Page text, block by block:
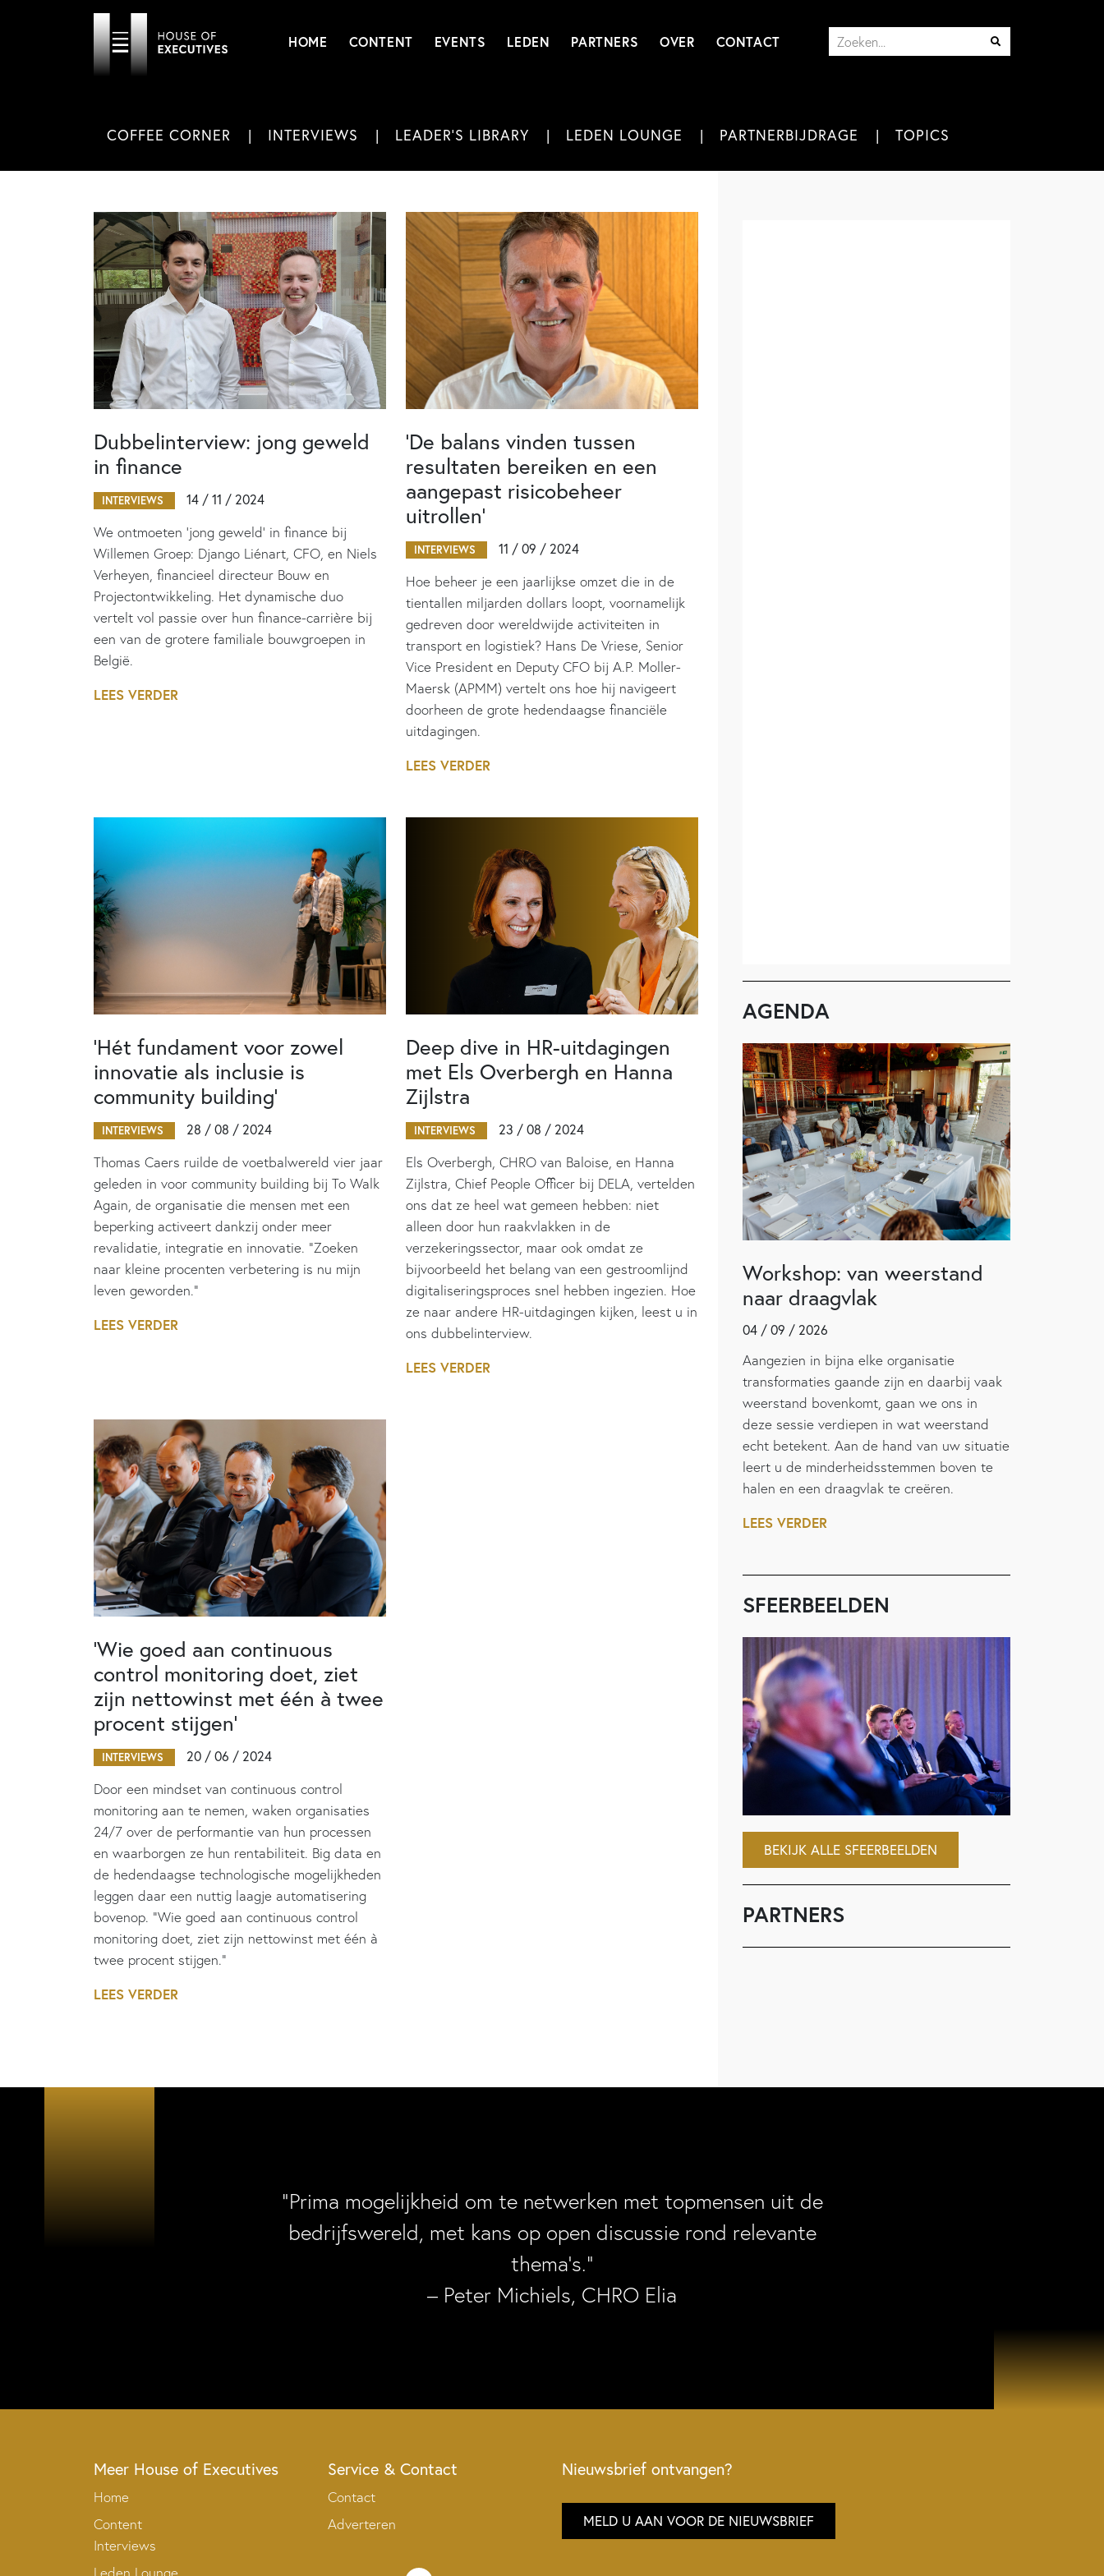
HOME CONTENT EVENTS LEDEN PARTNERS OVER CONTACT
COFFEE CORNER INTERVIEWS LEADER'S LIBRARY LEDEN LOUNGE PARTNERBIJDRAGE TOPICS
Dubbelinterview: jong geweld
in finance
INTERVIEWS 14 / 11 / 2024
We ontmoeten ‘jong geweld’ in finance bij
Willemen Groep: Django Liénart, CFO, en Niels
Verheyen, financieel directeur Bouw en
Projectontwikkeling. Het dynamische duo
vertelt vol passie over hun finance-carrière bij
een van de grotere familiale bouwgroepen in
België.
LEES VERDER
‘De balans vinden tussen
resultaten bereiken en een
aangepast risicobeheer
uitrollen’
INTERVIEWS 11 / 09 / 2024
Hoe beheer je een jaarlijkse omzet die in de
tientallen miljarden dollars loopt, voornamelijk
gedreven door wereldwijde activiteiten in
transport en logistiek? Hans De Vriese, Senior
Vice President en Deputy CFO bij A.P. Moller-
Maersk (APMM) vertelt ons hoe hij navigeert
doorheen de grote hedendaagse financiële
uitdagingen.
LEES VERDER
‘Hét fundament voor zowel
innovatie als inclusie is
community building’
INTERVIEWS 28 / 08 / 2024
Thomas Caers ruilde de voetbalwereld vier jaar
geleden in voor community building bij To Walk
Again, de organisatie die mensen met een
beperking activeert dankzij onder meer
revalidatie, integratie en innovatie. “Zoeken
naar kleine procenten verbetering is nu mijn
leven geworden.”
LEES VERDER
Deep dive in HR-uitdagingen
met Els Overbergh en Hanna
Zijlstra
INTERVIEWS 23 / 08 / 2024
Els Overbergh, CHRO van Baloise, en Hanna
Zijlstra, Chief People Officer bij DELA, vertelden
ons dat ze heel wat gemeen hebben: niet
alleen door hun raakvlakken in de
verzekeringssector, maar ook omdat ze
bijvoorbeeld het belang van een gestroomlijnd
digitaliseringsproces snel hebben ingezien. Hoe
ze naar andere HR-uitdagingen kijken, leest u in
ons dubbelinterview.
LEES VERDER
‘Wie goed aan continuous
control monitoring doet, ziet
zijn nettowinst met één à twee
procent stijgen’
INTERVIEWS 20 / 06 / 2024
Door een mindset van continuous control
monitoring aan te nemen, waken organisaties
24/7 over de performantie van hun processen
en waarborgen ze hun rentabiliteit. Big data en
de hedendaagse technologische mogelijkheden
leggen daar een nuttig laagje automatisering
bovenop. “Wie goed aan continuous control
monitoring doet, ziet zijn nettowinst met één à
twee procent stijgen.”
LEES VERDER
AGENDA
Workshop: van weerstand
naar draagvlak
04 / 09 / 2026
Aangezien in bijna elke organisatie
transformaties gaande zijn en daarbij vaak
weerstand bovenkomt, gaan we ons in
deze sessie verdiepen in wat weerstand
echt betekent. Aan de hand van uw situatie
leert u de minderheidsstemmen boven te
halen en een draagvlak te creëren.
LEES VERDER
SFEERBEELDEN
BEKIJK ALLE SFEERBEELDEN
PARTNERS
“Prima mogelijkheid om te netwerken met topmensen uit de
bedrijfswereld, met kans op open discussie rond relevante
thema’s.”
– Peter Michiels, CHRO Elia
Meer House of Executives
Home
Content
Interviews
Leden Lounge
Service & Contact
Contact
Adverteren
Nieuwsbrief ontvangen?
MELD U AAN VOOR DE NIEUWSBRIEF